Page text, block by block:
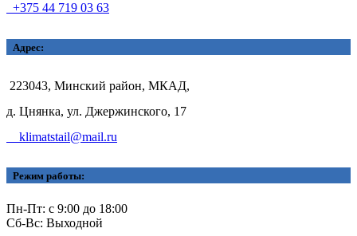
+375 44 719 03 63
Адрес:
223043, Минский район, МКАД,
д. Цнянка, ул. Джержинского, 17
klimatstail@mail.ru
Режим работы:
Пн-Пт: с 9:00 до 18:00
Сб-Вс: Выходной